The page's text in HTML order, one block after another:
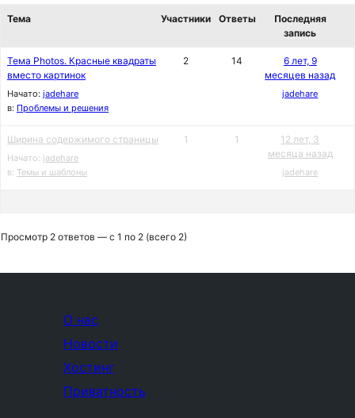
Тема Участники Ответы
Последняя
запись
Тема Photos. Красные квадраты
вместо картинок
Начато: jadehare
в: Проблемы и решения
2 14
6 лет, 9
месяцев назад
jadehare
Ширина содержимого страницы
Начато: jadehare
в: Темы и шаблоны
1 1
12 лет, 3
месяца назад
jadehare
Просмотр 2 ответов — с 1 по 2 (всего 2)
О нас
Новости
Хостинг
Приватность